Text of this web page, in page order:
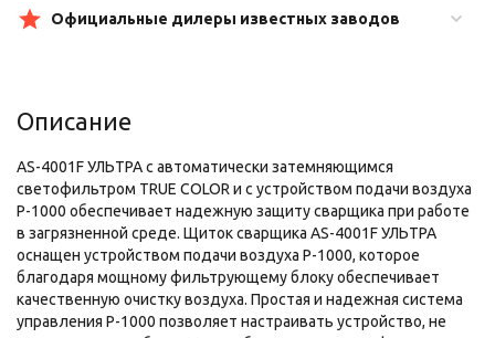
Официальные дилеры известных заводов
Описание
AS-4001F УЛЬТРА с автоматически затемняющимся
светофильтром TRUE COLOR и с устройством подачи воздуха
Р-1000 обеспечивает надежную защиту сварщика при работе
в загрязненной среде. Щиток сварщика AS-4001F УЛЬТРА
оснащен устройством подачи воздуха Р-1000, которое
благодаря мощному фильтрующему блоку обеспечивает
качественную очистку воздуха. Простая и надежная система
управления Р-1000 позволяет настраивать устройство, не